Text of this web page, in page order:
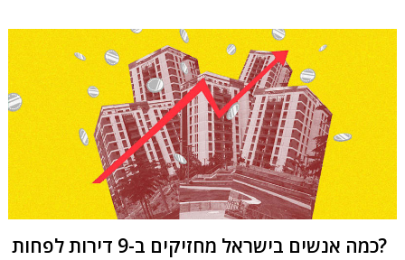
כמה אנשים בישראל מחזיקים ב-9 דירות לפחות?